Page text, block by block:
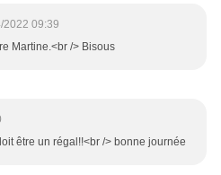
2022 09:39
Martine.<br /> Bisous
être un régal!!<br /> bonne journée